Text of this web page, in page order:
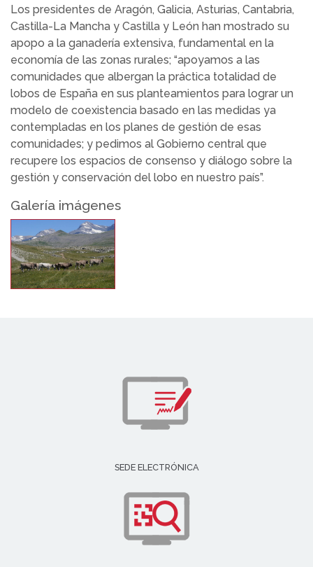
Los presidentes de Aragón, Galicia, Asturias, Cantabria,
Castilla-La Mancha y Castilla y León han mostrado su
apopo a la ganadería extensiva, fundamental en la
economía de las zonas rurales; “apoyamos a las
comunidades que albergan la práctica totalidad de
lobos de España en sus planteamientos para lograr un
modelo de coexistencia basado en las medidas ya
contempladas en los planes de gestión de esas
comunidades; y pedimos al Gobierno central que
recupere los espacios de consenso y diálogo sobre la
gestión y conservación del lobo en nuestro país”.
Galería imágenes
SEDE ELECTRÓNICA